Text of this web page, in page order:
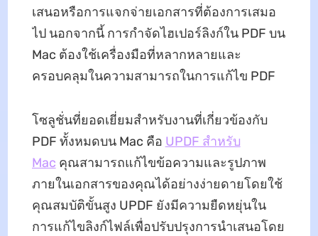
เสนอหรือการแจกจ่ายเอกสารที่ต้องการเสมอ
ไป นอกจากนี้ การกําจัดไฮเปอร์ลิงก์ใน PDF บน
Mac ต้องใช้เครื่องมือที่หลากหลายและ
ครอบคลุมในความสามารถในการแก้ไข PDF
โซลูชั่นที่ยอดเยี่ยมสําหรับงานที่เกี่ยวข้องกับ
PDF ทั้งหมดบน Mac คือ UPDF สําหรับ
Mac คุณสามารถแก้ไขข้อความและรูปภาพ
ภายในเอกสารของคุณได้อย่างง่ายดายโดยใช้
คุณสมบัติขั้นสูง UPDF ยังมีความยืดหยุ่นใน
การแก้ไขลิงก์ไฟล์เพื่อปรับปรุงการนําเสนอโดย